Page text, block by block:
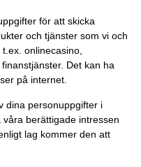
för att skicka
och tjänster som vi och
onlinecasino,
Det kan ha
på internet.
dina personuppgifter i
berättigade intressen
lag kommer den att